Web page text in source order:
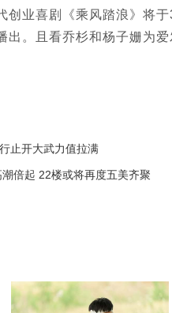
创业喜剧《乘风踏浪》将
出。且看乔杉和杨子姗为
止开大武力值拉满
倍起 22楼或将再度五美齐聚